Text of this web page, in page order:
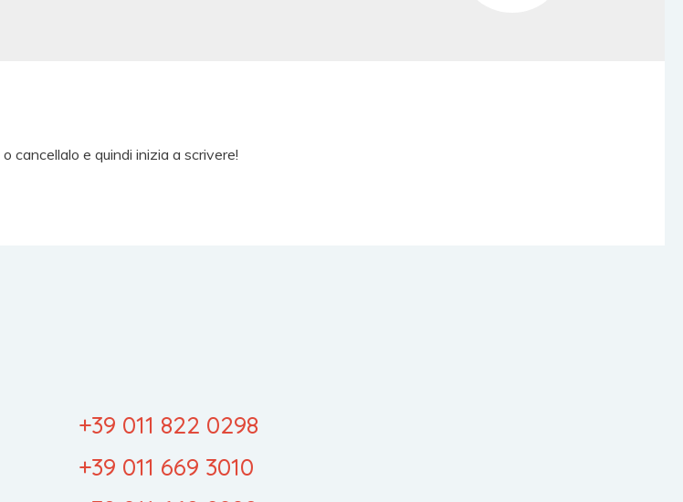
cancellalo e quindi inizia a scrivere!
+39 011 822 0298
+39 011 669 3010